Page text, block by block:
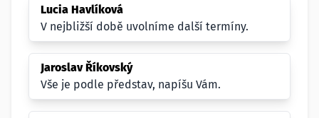
Lucia Havlíková
V nejbližší době uvolníme další termíny.
Jaroslav Říkovský
Vše je podle představ, napíšu Vám.